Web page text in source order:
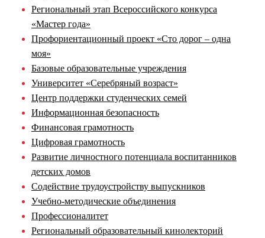
Региональный этап Всероссийского конкурса
«Мастер года»
Профориентационный проект «Сто дорог – одна
моя»
Базовые образовательные учреждения
Университет «Серебряный возраст»
Центр поддержки студенческих семей
Информационная безопасность
Финансовая грамотность
Цифровая грамотность
Развитие личностного потенциала воспитанников
детских домов
Содействие трудоустройству выпускников
Учебно-методические объединения
Профессионалитет
Региональный образовательный кинолекторий